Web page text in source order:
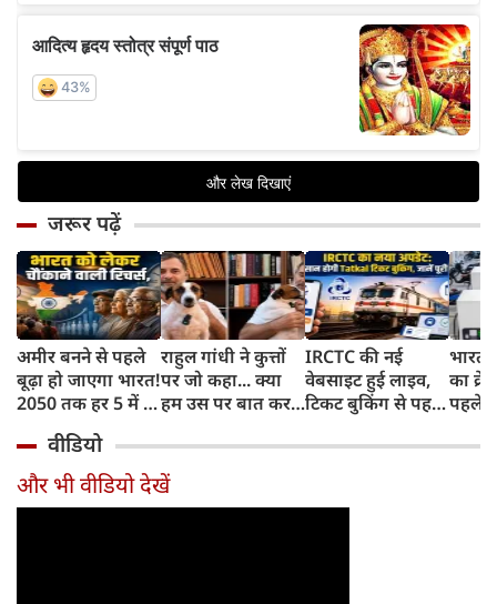
जरूर पढ़ें
अमीर बनने से पहले
बूढ़ा हो जाएगा भारत!
2050 तक हर 5 में 1
साल से ज्यादा उम्र का
राहुल गांधी ने कुत्तों
पर जो कहा... क्या
हम उस पर बात कर
IRCTC की नई
वेबसाइट हुई लाइव,
टिकट बुकिंग से पहले
काम, जानें पूरा
भारत
का
पहले
और
वीडियो
और भी वीडियो देखें